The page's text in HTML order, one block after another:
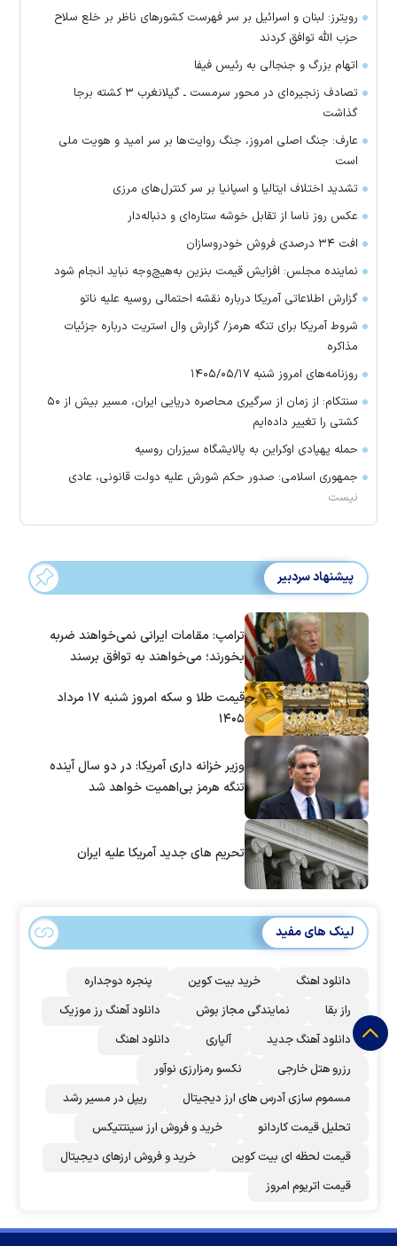
رویترز: لبنان و اسرائیل بر سر فهرست کشور‌های ناظر بر خلع سلاح
حزب الله توافق کردند
اتهام بزرگ و جنجالی به رئیس فیفا
تصادف زنجیره‌ای در محور سرمست ـ گیلانغرب ۳ کشته برجا
گذاشت
عارف: جنگ اصلی امروز، جنگ روایت‌ها بر سر امید و هویت ملی
است
تشدید اختلاف ایتالیا و اسپانیا بر سر کنترل‌های مرزی
عکس روز ناسا از تقابل خوشه ستاره‌ای و دنباله‌دار
افت ۳۴ درصدی فروش خودروسازان
نماینده مجلس: افزایش قیمت بنزین به‌هیچ‌وجه نباید انجام شود
گزارش اطلاعاتی آمریکا درباره نقشه احتمالی روسیه علیه ناتو
شروط آمریکا برای تنگه هرمز/ گزارش وال استریت درباره جزئیات
مذاکره
روزنامه‌های امروز شنبه ۱۴۰۵/۰۵/۱۷
سنتکام: از زمان از سرگیری محاصره دریایی ایران، مسیر بیش از ۵۰
کشتی را تغییر داده‌ایم
حمله پهپادی اوکراین به پالایشگاه سیزران روسیه
جمهوری اسلامی: صدور حکم شورش علیه دولت قانونی، عادی
نیست
پیشنهاد سردبیر
ترامپ: مقامات ایرانی نمی‌خواهند ضربه
بخورند؛ می‌خواهند به توافق برسند
قیمت طلا و سکه امروز شنبه ۱۷ مرداد
۱۴۰۵
وزیر خزانه داری آمریکا: در دو سال آینده
تنگه هرمز بی‌اهمیت خواهد شد
تحریم های جدید آمریکا علیه ایران
لینک های مفید
دانلود اهنگ خرید بیت کوین
پنجره دوجداره
راز بقا
نمایندگی مجاز بوش
دانلود آهنگ رز‌ موزیک
دانلود آهنگ جدید
آلپاری
دانلود اهنگ
رزرو هتل خارجی
نکسو رمزارزی نوآور
مسموم سازی آدرس های ارز دیجیتال
ریپل در مسیر رشد
تحلیل قیمت کاردانو
خرید و فروش ارز سینتتیکس
قیمت لحظه ای بیت کوین
خرید و فروش ارزهای دیجیتال
قیمت اتریوم امروز